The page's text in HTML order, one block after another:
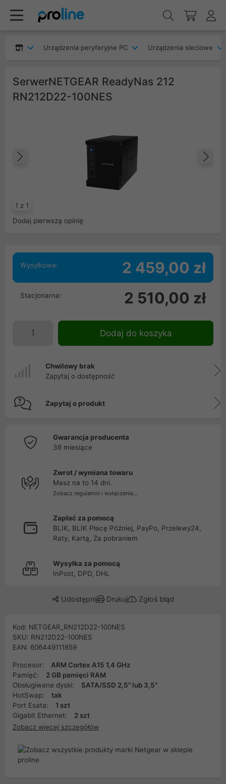
Urządzenia peryferyjne PC Urządzenia sieciowe
SerwerNETGEAR ReadyNas 212
RN212D22-100NES
1 z 1
Poprzedni
Dodaj pierwszą opinię
Wysyłkowa: 2 459,00 zł
Stacjonarna: 2 510,00 zł
Dodaj do koszyka
Chwilowy brak
Zapytaj o dostępność
Zapytaj o produkt
Gwarancja producenta
36 miesiące
Zwrot / wymiana towaru
Masz na to 14 dni.
Zobacz regulamin i wyłączenia...
Zapłać za pomocą
BLIK, BLIK Płacę Później, PayPo, Przelewy24,
Raty, Kartą, Za pobraniem
Wysyłka za pomocą
InPost, DPD, DHL
Udostępnij Drukuj Zgłoś błąd
Kod: NETGEAR_RN212D22-100NES
SKU: RN212D22-100NES
EAN: 606449111859
Procesor:
ARM Cortex A15 1,4 GHz
Pamięć:
2 GB pamięci RAM
Obsługiwane dyski:
SATA/SSD 2,5" lub 3,5"
HotSwap:
tak
Port Esata:
1 szt
Gigabit Ethernet:
2 szt
Zobacz więcej szczegółów